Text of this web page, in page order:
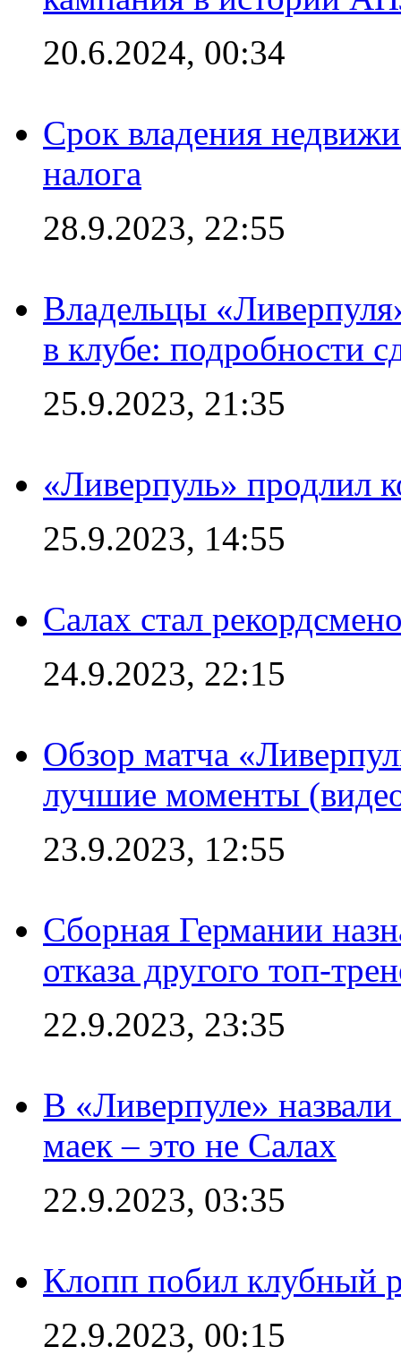
20.6.2024, 00:34
Срок владения
налога
28.9.2023, 22:55
Владельцы
в клубе: подробности
25.9.2023, 21:35
«Ливерпуль» продлил
25.9.2023, 14:55
Салах стал
24.9.2023, 22:15
Обзор матча
лучшие моменты
23.9.2023, 12:55
Сборная Германии
отказа другого топ-
22.9.2023, 23:35
В «Ливерпуле»
маек – это не Салах
22.9.2023, 03:35
Клопп побил клубный
22.9.2023, 00:15